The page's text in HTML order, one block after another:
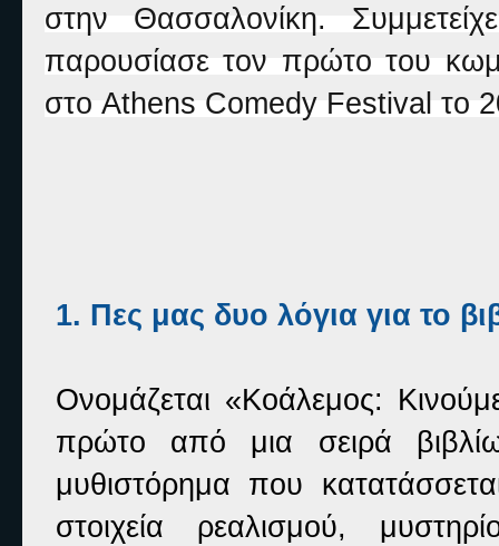
στην Θασσαλονίκη.
παρουσίασε τον πρώτο του
στο Athens Comedy Festival το
1. Πες μας δυο λόγια για το
Ονομάζεται «Κοάλεμος:
πρώτο από μια σειρά
μυθιστόρημα που
στοιχεία ρεαλισμού,